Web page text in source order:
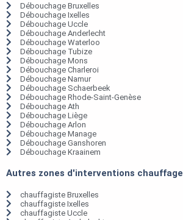
Débouchage Bruxelles
Débouchage Ixelles
Débouchage Uccle
Débouchage Anderlecht
Débouchage Waterloo
Débouchage Tubize
Débouchage Mons
Débouchage Charleroi
Débouchage Namur
Débouchage Schaerbeek
Débouchage Rhode-Saint-Genèse
Débouchage Ath
Débouchage Liège
Débouchage Arlon
Débouchage Manage
Débouchage Ganshoren
Débouchage Kraainem
Autres zones d'interventions chauffage
chauffagiste Bruxelles
chauffagiste Ixelles
chauffagiste Uccle